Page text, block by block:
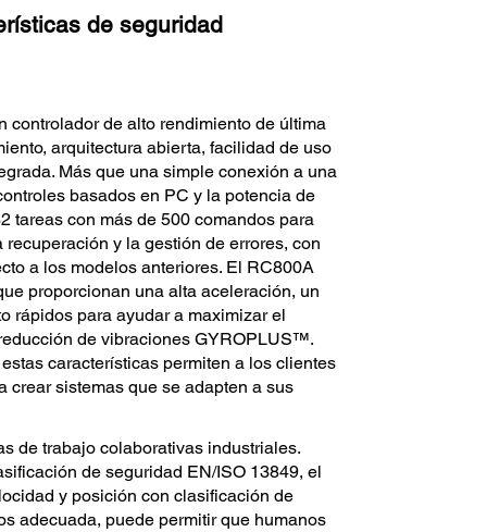
de seguridad
controlador de alto rendimiento de última
arquitectura abierta, facilidad de uso
Más que una simple conexión a una
basados en PC y la potencia de
tareas con más de 500 comandos para
y la gestión de errores, con
a los modelos anteriores. El RC800A
proporcionan una alta aceleración, un
rápidos para ayudar a maximizar el
de vibraciones GYROPLUS™.
características permiten a los clientes
crear sistemas que se adapten a sus
de trabajo colaborativas industriales.
de seguridad EN/ISO 13849, el
y posición con clasificación de
adecuada, puede permitir que humanos